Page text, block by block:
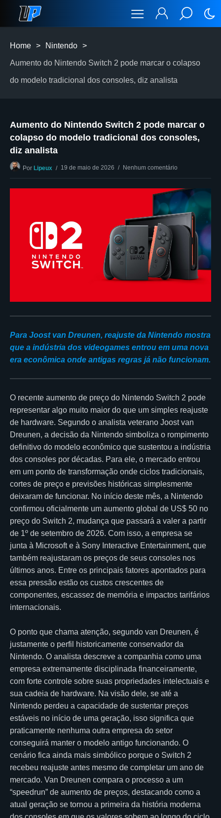
Home > Nintendo >
Aumento do Nintendo Switch 2 pode marcar o colapso
do modelo tradicional dos consoles, diz analista
Aumento do Nintendo Switch 2 pode marcar o
colapso do modelo tradicional dos consoles,
diz analista
Por Lipeux 19 de maio de 2026 Nenhum comentário
Para Joost van Dreunen, reajuste da Nintendo mostra
que a indústria dos videogames entrou em uma nova
era econômica onde antigas regras já não funcionam.
O recente aumento de preço do Nintendo Switch 2 pode
representar algo muito maior do que um simples reajuste
de hardware. Segundo o analista veterano Joost van
Dreunen, a decisão da Nintendo simboliza o rompimento
definitivo do modelo econômico que sustentou a indústria
dos consoles por décadas. Para ele, o mercado entrou
em um ponto de transformação onde ciclos tradicionais,
cortes de preço e previsões históricas simplesmente
deixaram de funcionar. No início deste mês, a Nintendo
confirmou oficialmente um aumento global de US$ 50 no
preço do Switch 2, mudança que passará a valer a partir
de 1º de setembro de 2026. Com isso, a empresa se
junta à Microsoft e à Sony Interactive Entertainment, que
também reajustaram os preços de seus consoles nos
últimos anos. Entre os principais fatores apontados para
essa pressão estão os custos crescentes de
componentes, escassez de memória e impactos tarifários
internacionais.
O ponto que chama atenção, segundo van Dreunen, é
justamente o perfil historicamente conservador da
Nintendo. O analista descreve a companhia como uma
empresa extremamente disciplinada financeiramente,
com forte controle sobre suas propriedades intelectuais e
sua cadeia de hardware. Na visão dele, se até a
Nintendo perdeu a capacidade de sustentar preços
estáveis no início de uma geração, isso significa que
praticamente nenhuma outra empresa do setor
conseguirá manter o modelo antigo funcionando. O
cenário fica ainda mais simbólico porque o Switch 2
recebeu reajuste antes mesmo de completar um ano de
mercado. Van Dreunen compara o processo a um
“speedrun” de aumento de preços, destacando como a
atual geração se tornou a primeira da história moderna